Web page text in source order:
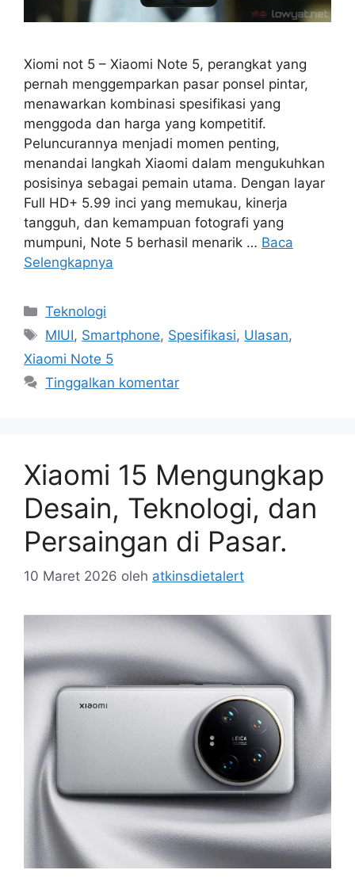
Xiomi not 5 – Xiaomi Note 5, perangkat yang
pernah menggemparkan pasar ponsel pintar,
menawarkan kombinasi spesifikasi yang
menggoda dan harga yang kompetitif.
Peluncurannya menjadi momen penting,
menandai langkah Xiaomi dalam mengukuhkan
posisinya sebagai pemain utama. Dengan layar
Full HD+ 5.99 inci yang memukau, kinerja
tangguh, dan kemampuan fotografi yang
mumpuni, Note 5 berhasil menarik … Baca
Selengkapnya
Kategori
Teknologi
Tag
MIUI, Smartphone, Spesifikasi, Ulasan,
Xiaomi Note 5
Tinggalkan komentar
Xiaomi 15 Mengungkap
Desain, Teknologi, dan
Persaingan di Pasar.
10 Maret 2026 oleh atkinsdietalert